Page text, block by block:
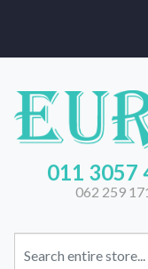
011 3057
062 259